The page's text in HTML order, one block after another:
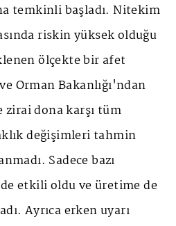
temkinli başladı. Nitekim
riskin yüksek olduğu
ölçekte bir afet
Orman Bakanlığı'ndan
zirai dona karşı tüm
değişimleri tahmin
Sadece bazı
etkili oldu ve üretime de
Ayrıca erken uyarı